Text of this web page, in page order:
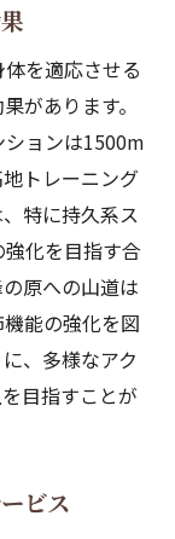
を適応させる
があります。
ョンは1500m
トレーニング
特に持久系ス
化を目指す合
原への山道は
能の強化を図
、多様なアク
目指すことが
ビス